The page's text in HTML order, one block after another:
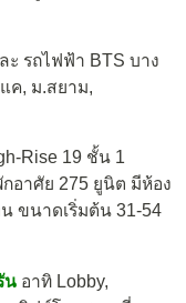
ะ รถไฟฟ้า BTS บาง
ค, ม.สยาม,
Rise 19 ชั้น 1
กอาศัย 275 ยูนิต มีห้อง
ขนาดเริ่มต้น 31-54
น อาทิ Lobby,